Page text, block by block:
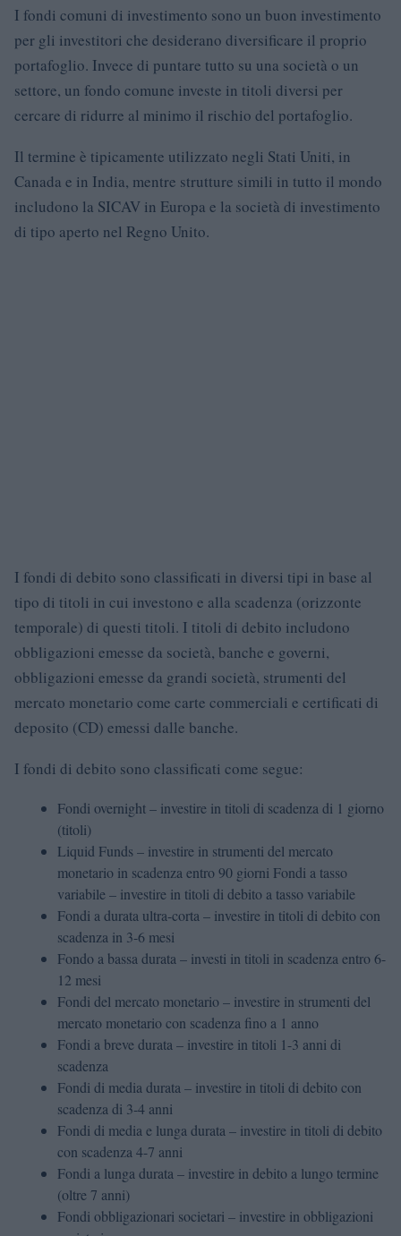
I fondi comuni di investimento sono un buon investimento
per gli investitori che desiderano diversificare il proprio
portafoglio. Invece di puntare tutto su una società o un
settore, un fondo comune investe in titoli diversi per
cercare di ridurre al minimo il rischio del portafoglio.
Il termine è tipicamente utilizzato negli Stati Uniti, in
Canada e in India, mentre strutture simili in tutto il mondo
includono la SICAV in Europa e la società di investimento
di tipo aperto nel Regno Unito.
I fondi di debito sono classificati in diversi tipi in base al
tipo di titoli in cui investono e alla scadenza (orizzonte
temporale) di questi titoli. I titoli di debito includono
obbligazioni emesse da società, banche e governi,
obbligazioni emesse da grandi società, strumenti del
mercato monetario come carte commerciali e certificati di
deposito (CD) emessi dalle banche.
I fondi di debito sono classificati come segue:
Fondi overnight – investire in titoli di scadenza di 1 giorno
(titoli)
Liquid Funds – investire in strumenti del mercato
monetario in scadenza entro 90 giorni Fondi a tasso
variabile – investire in titoli di debito a tasso variabile
Fondi a durata ultra-corta – investire in titoli di debito con
scadenza in 3-6 mesi
Fondo a bassa durata – investi in titoli in scadenza entro 6-
12 mesi
Fondi del mercato monetario – investire in strumenti del
mercato monetario con scadenza fino a 1 anno
Fondi a breve durata – investire in titoli 1-3 anni di
scadenza
Fondi di media durata – investire in titoli di debito con
scadenza di 3-4 anni
Fondi di media e lunga durata – investire in titoli di debito
con scadenza 4-7 anni
Fondi a lunga durata – investire in debito a lungo termine
(oltre 7 anni)
Fondi obbligazionari societari – investire in obbligazioni